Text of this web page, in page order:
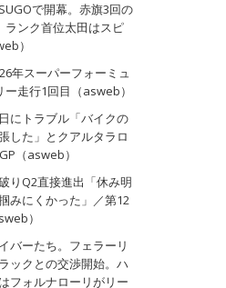
で開幕。赤旗3回の
ランク首位太田はスピ
）
年スーパーフォーミュ
ー走行1回目（asweb）
にトラブル「バイクの
した」とクアルタラロ
（asweb）
りQ2直接進出「休み明
みにくかった」／第12
）
バーたち。フェラーリ
ックとの交渉開始。ハ
フォルナローリがリー